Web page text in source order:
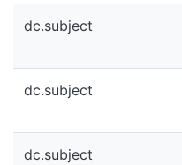
dc.subject
dc.subject
dc.subject